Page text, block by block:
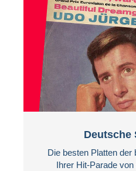
Deutsche
Die besten Platten der
Ihrer Hit-Parade